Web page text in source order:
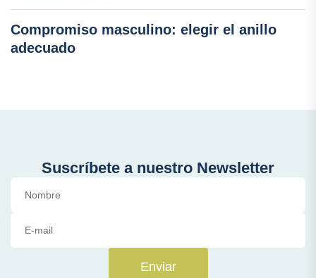
Compromiso masculino: elegir el anillo
adecuado
Suscríbete a nuestro Newsletter
Enviar